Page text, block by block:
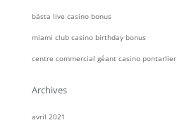
bästa live casino bonus
miami club casino birthday bonus
centre commercial géant casino pontarlier
Archives
avril 2021